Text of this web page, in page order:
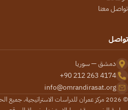
تواصل معنا
تواصل
دمشق — سوريا
+90 212 263 4174
info@omrandirasat.org
© 2026 مركز عمران للدراسات الاستراتيجية. جميع الحقوق محفوظة.